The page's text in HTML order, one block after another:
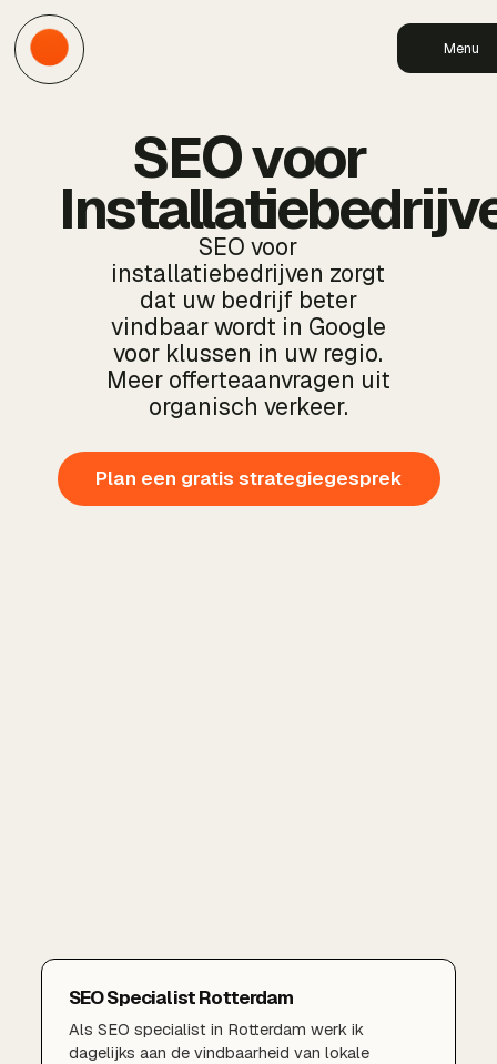
Menu
SEO voor
SEO voor
installatiebedrijven zorgt
dat uw bedrijf beter
vindbaar wordt in Google
voor klussen in uw regio.
Meer offerteaanvragen uit
organisch verkeer.
Plan een gratis strategiegesprek
SEO Specialist Rotterdam
Als SEO specialist in Rotterdam werk ik
dagelijks aan de vindbaarheid van lokale